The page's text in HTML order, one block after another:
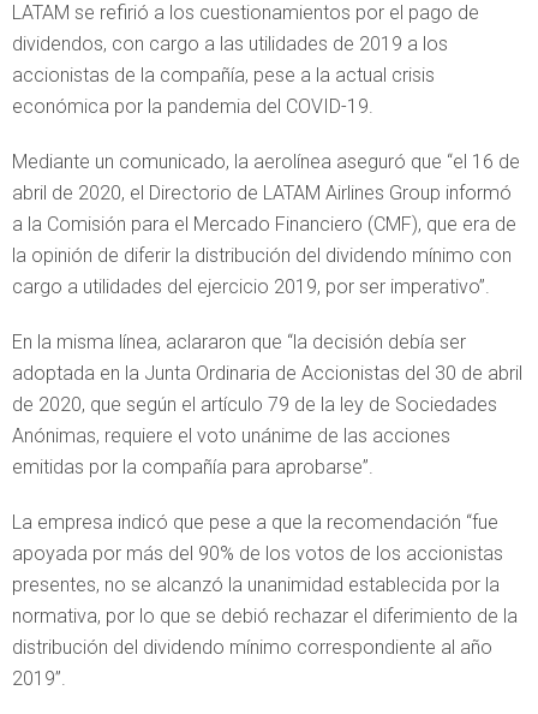
LATAM se refirió a los cuestionamientos por el pago de
dividendos, con cargo a las utilidades de 2019 a los
accionistas de la compañía, pese a la actual crisis
económica por la pandemia del COVID-19.
Mediante un comunicado, la aerolínea aseguró que “el 16 de
abril de 2020, el Directorio de LATAM Airlines Group informó
a la Comisión para el Mercado Financiero (CMF), que era de
la opinión de diferir la distribución del dividendo mínimo con
cargo a utilidades del ejercicio 2019, por ser imperativo”.
En la misma línea, aclararon que “la decisión debía ser
adoptada en la Junta Ordinaria de Accionistas del 30 de abril
de 2020, que según el artículo 79 de la ley de Sociedades
Anónimas, requiere el voto unánime de las acciones
emitidas por la compañía para aprobarse”.
La empresa indicó que pese a que la recomendación “fue
apoyada por más del 90% de los votos de los accionistas
presentes, no se alcanzó la unanimidad establecida por la
normativa, por lo que se debió rechazar el diferimiento de la
distribución del dividendo mínimo correspondiente al año
2019”.